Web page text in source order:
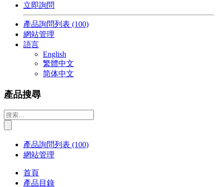
立即詢問
產品詢問列表 (100)
網站管理
語言
English
繁體中文
简体中文
產品搜尋
產品詢問列表 (100)
網站管理
首頁
產品目錄